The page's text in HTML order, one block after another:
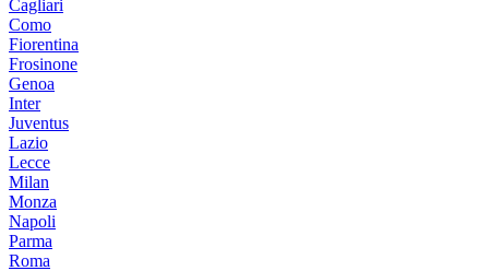
Cagliari
Como
Fiorentina
Frosinone
Genoa
Inter
Juventus
Lazio
Lecce
Milan
Monza
Napoli
Parma
Roma